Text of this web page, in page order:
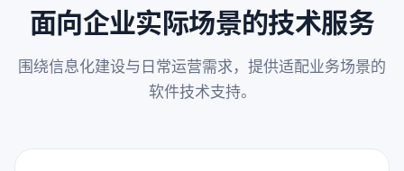
面向企业实际场景的技术服务
围绕信息化建设与日常运营需求，提供适配业务场景的
软件技术支持。